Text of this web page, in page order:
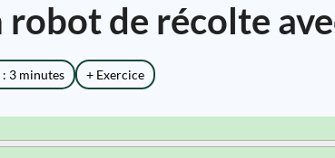
robot de récolte
: 3 minutes + Exercice